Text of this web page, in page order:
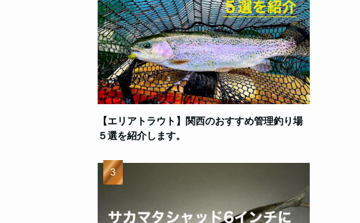
【エリアトラウト】関西のおすすめ管理釣り場
５選を紹介します。